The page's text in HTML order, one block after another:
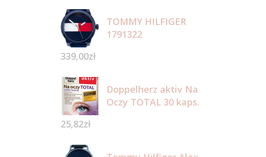
TOMMY HILFIGER
1791322
339,00zł
Doppelherz aktiv Na
Oczy TOTAL 30 kaps.
25,82zł